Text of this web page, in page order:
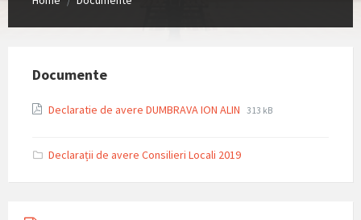
Documente
Declaratie de avere DUMBRAVA ION ALIN File
File
313 kB
Declarații de avere Consilieri Locali 2019